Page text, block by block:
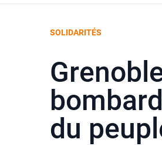
SOLIDARITÉS
du